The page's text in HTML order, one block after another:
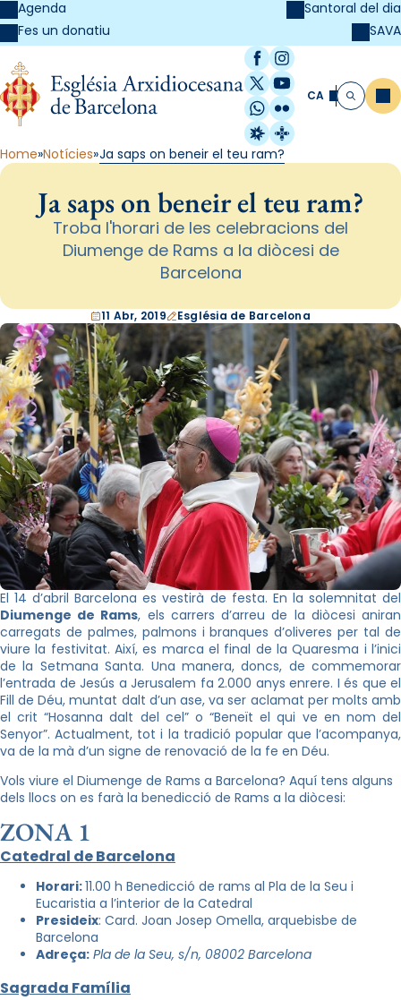
Agenda
Fes un donatiu
Santoral del dia
SAVA
Facebook
Instagram
X / Twitter
YouTube
WhatsApp
Flickr
Radio Estel
Catalunya
CA Cerca
Home Notícies Ja saps on beneir el teu ram?
Ja saps on beneir el teu ram?
Troba l'horari de les celebracions del
Diumenge de Rams a la diòcesi de
Barcelona
11 Abr, 2019 Església de Barcelona
El 14 d’abril Barcelona es vestirà de festa. En la solemnitat del
Diumenge de Rams, els carrers d’arreu de la diòcesi aniran
carregats de palmes, palmons i branques d’oliveres per tal de
viure la festivitat. Així, es marca el final de la Quaresma i l’inici
de la Setmana Santa. Una manera, doncs, de commemorar
l’entrada de Jesús a Jerusalem fa 2.000 anys enrere. I és que el
Fill de Déu, muntat dalt d’un ase, va ser aclamat per molts amb
el crit “Hosanna dalt del cel” o “Beneït el qui ve en nom del
Senyor”. Actualment, tot i la tradició popular que l’acompanya,
va de la mà d’un signe de renovació de la fe en Déu.
Vols viure el Diumenge de Rams a Barcelona? Aquí tens alguns
dels llocs on es farà la benedicció de Rams a la diòcesi:
ZONA 1
Catedral de Barcelona
Horari:11.00 h Benedicció de rams al Pla de la Seu i
Eucaristia a l’interior de la Catedral
Presideix: Card. Joan Josep Omella, arquebisbe de
Barcelona
Adreça: Pla de la Seu, s/n, 08002 Barcelona
Sagrada Família